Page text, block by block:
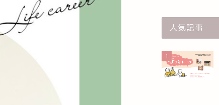
人気記事
1